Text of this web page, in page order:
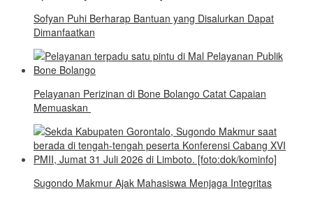
Sofyan Puhi Berharap Bantuan yang Disalurkan Dapat
Dimanfaatkan
Pelayanan Perizinan di Bone Bolango Catat Capaian
Memuaskan
Sugondo Makmur Ajak Mahasiswa Menjaga Integritas